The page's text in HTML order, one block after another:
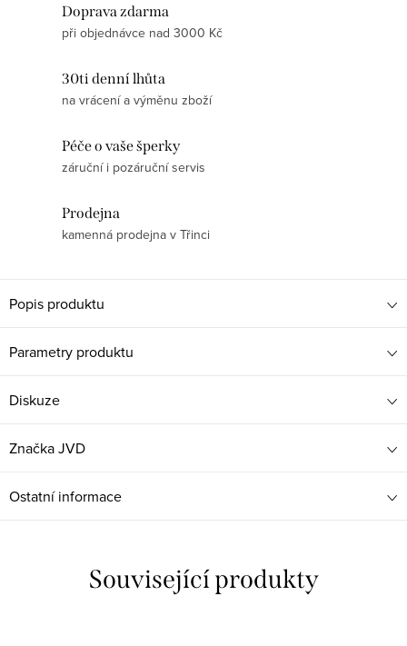
Doprava zdarma
při objednávce nad 3000 Kč
30ti denní lhůta
na vrácení a výměnu zboží
Péče o vaše šperky
záruční i pozáruční servis
Prodejna
kamenná prodejna v Třinci
Popis produktu
Parametry produktu
Diskuze
ZnačkaJVD
Ostatní informace
Související produkty